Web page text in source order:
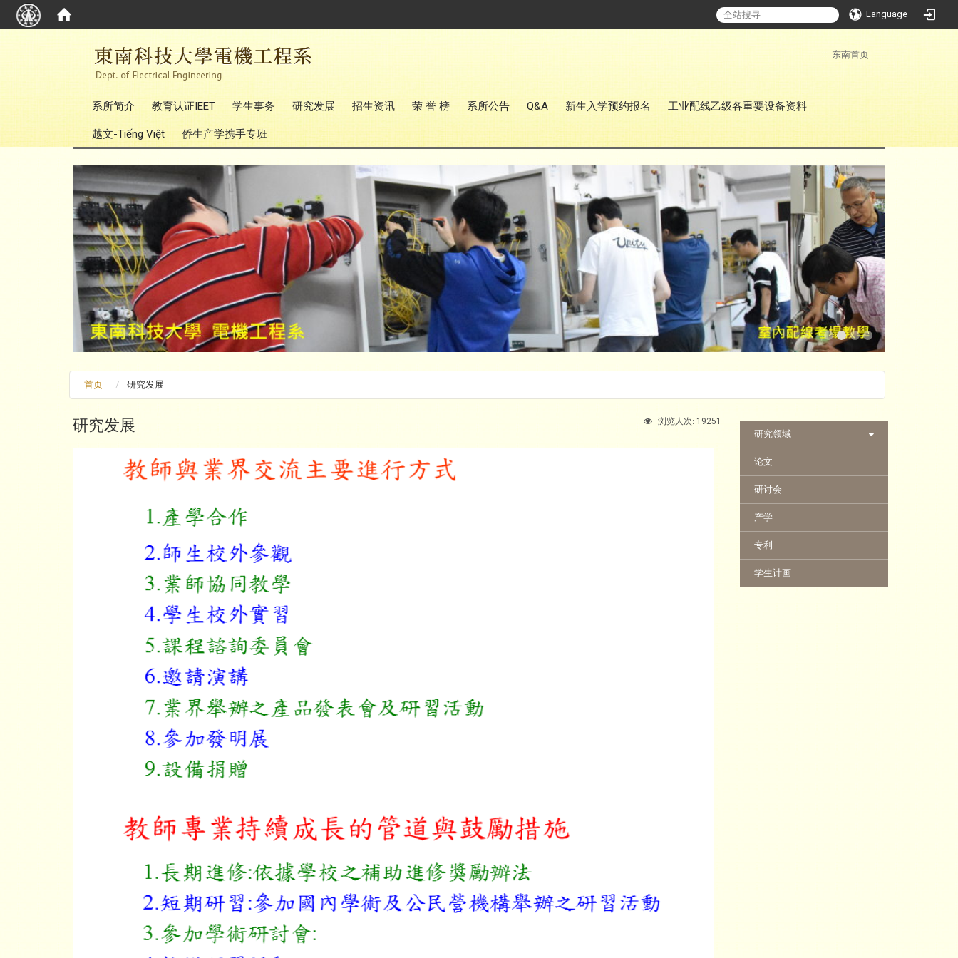
Language
东南首页
系所简介 教育认证IEET 学生事务 研究发展 招生资讯 荣 誉 榜 系所公告 Q&A 新生入学预约报名 工业配线乙级各重要设备资料
越文-Tiếng Việt 侨生产学携手专班
首页 研究发展
浏览人次: 19251
研究发展 研究领域
论文
研讨会
产学
专利
学生计画